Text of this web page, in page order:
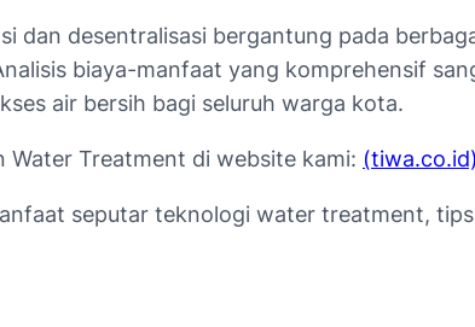
dan desentralisasi bergantung pada
biaya-manfaat yang komprehensif
air bersih bagi seluruh warga kota.
Water Treatment di website kami: (tiwa.co.id)
seputar teknologi water treatment,